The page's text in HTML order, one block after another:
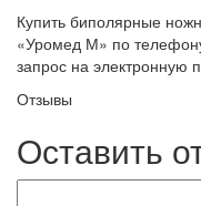
Купить биполярные
«Уромед М» по
запрос на электронную
Отзывы
Оставить